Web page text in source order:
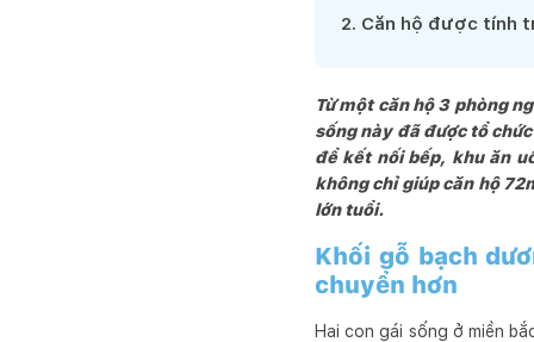
2. Căn hộ được tính
Từ một căn hộ 3 phòng
sống này đã được tổ
để kết nối bếp, khu ăn
không chỉ giúp căn hộ
lớn tuổi.
Khối gỗ bạch
chuyển hơn
Hai con gái sống ở miền